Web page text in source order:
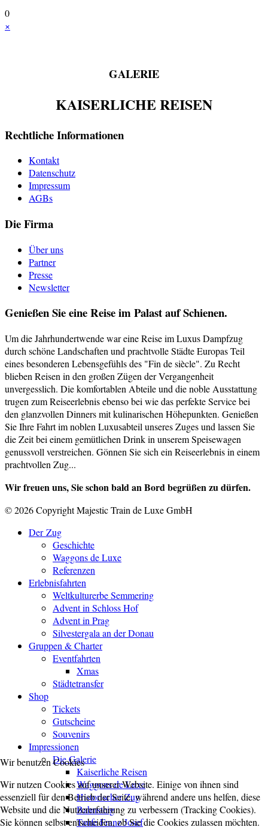
0
×
GALERIE
KAISERLICHE REISEN
Rechtliche Informationen
Kontakt
Datenschutz
Impressum
AGBs
Die Firma
Über uns
Partner
Presse
Newsletter
Genießen Sie eine Reise im Palast auf Schienen.
Um die Jahrhundertwende war eine Reise im Luxus Dampfzug
durch schöne Landschaften und prachtvolle Städte Europas Teil
eines besonderen Lebensgefühls des "Fin de siècle". Zu Recht
blieben Reisen in den großen Zügen der Vergangenheit
unvergesslich. Die komfortablen Abteile und die noble Ausstattung
trugen zum Reiseerlebnis ebenso bei wie das perfekte Service bei
den glanzvollen Dinners mit kulinarischen Höhepunkten. Genießen
Sie Ihre Fahrt im noblen Luxusabteil unseres Zuges und lassen Sie
die Zeit bei einem gemütlichen Drink in unserem Speisewagen
genussvoll verstreichen. Gönnen Sie sich ein Reiseerlebnis in einem
prachtvollen Zug...
Wir freuen uns, Sie schon bald an Bord begrüßen zu dürfen.
© 2026 Copyright Majestic Train de Luxe GmbH
Der Zug
Geschichte
Waggons de Luxe
Referenzen
Erlebnisfahrten
Weltkulturerbe Semmering
Advent in Schloss Hof
Advent in Prag
Silvestergala an der Donau
Gruppen & Charter
Eventfahrten
Xmas
Städtetransfer
Shop
Tickets
Gutscheine
Souvenirs
Impressionen
Die Galerie
Kaiserliche Reisen
Waggons de Luxe
Historischer Zug
Bahnsteig
Taufe Franz Josef
Wir benutzen Cookies
Wir nutzen Cookies auf unserer Website. Einige von ihnen sind
essenziell für den Betrieb der Seite, während andere uns helfen, diese
Website und die Nutzererfahrung zu verbessern (Tracking Cookies).
Sie können selbst entscheiden, ob Sie die Cookies zulassen möchten.